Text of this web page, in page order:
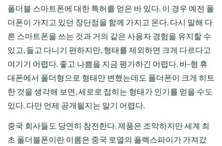
폴더블 스마트폰에 대한 특허를 얻은 바 있다. 이 경우 예전 폴
더폰이 가지고 있던 장단점을 함께 가지고 온다. 다시 말해 다
른 스마트폰을 쓰는 것과 거의 같은 사용자 경험을 유지할 수
있고, 들고 다니기 편하지만, 형태를 제외하면 크게 다르다고
여기기 어렵다. 좋고 나쁨을 지금 평가하긴 어렵다. 바-형 휴
대폰에서 폴더형으로 형태만 변했는데도 폴더폰이 크게 히트
한 것을 생각해 보면, 세로로 접히는 형태가 인기를 얻을 수도
있다. 다만 언제 공개될지는 알기 어렵다.
중국 회사들도 당연히 참전한다. 제품은 조악하지만 세계 최
초 폴더블폰이란 이름은 중국 로열의 플렉스파이가 가져갔